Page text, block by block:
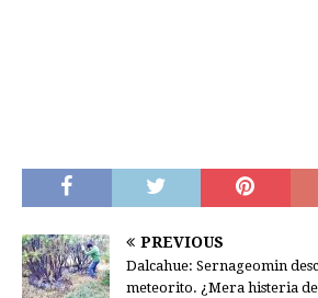
PREVIOUS
Dalcahue: Sernageomin
meteorito. ¿Mera histeria de